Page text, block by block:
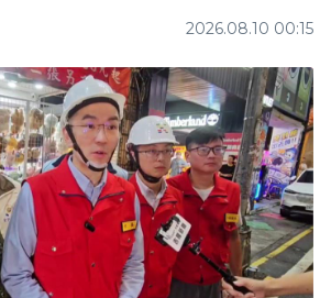
2026.08.10 00:15